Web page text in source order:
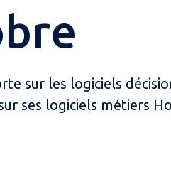
sur les logiciels
ses logiciels métiers